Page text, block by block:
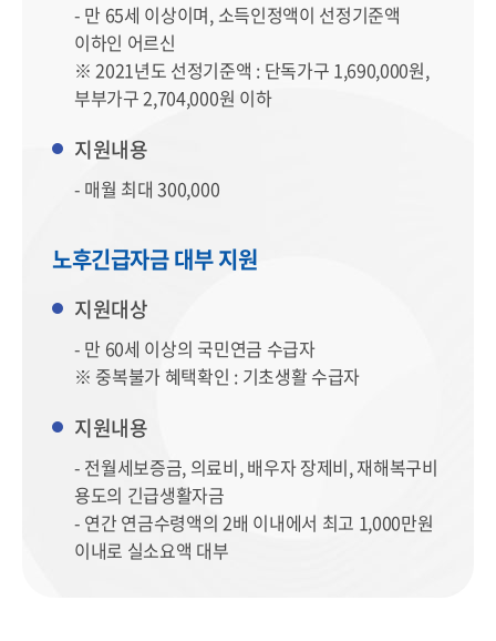
- 만 65세 이상이며, 소득인정액이 선정기준액
이하인 어르신
※ 2021년도 선정기준액 : 단독가구 1,690,000원,
부부가구 2,704,000원 이하
지원내용
- 매월 최대 300,000
노후긴급자금 대부 지원
지원대상
- 만 60세 이상의 국민연금 수급자
※ 중복불가 혜택확인 : 기초생활 수급자
지원내용
- 전월세보증금, 의료비, 배우자 장제비, 재해복구비
용도의 긴급생활자금
- 연간 연금수령액의 2배 이내에서 최고 1,000만원
이내로 실소요액 대부